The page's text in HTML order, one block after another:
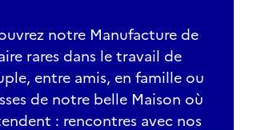
notre Manufacture de
rares dans le travail de
entre amis, en famille ou
de notre belle Maison où
: rencontres avec nos